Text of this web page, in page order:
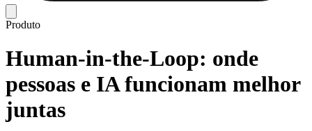
Produto
Human-in-the-Loop: onde
pessoas e IA funcionam melhor
juntas